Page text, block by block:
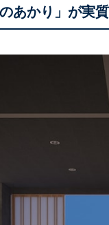
あかり」が実質